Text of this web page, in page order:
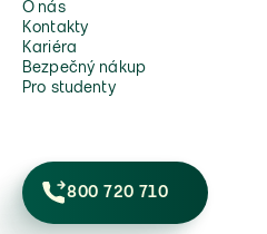
O nás
Kontakty
Kariéra
Bezpečný nákup
Pro studenty
800 720 710